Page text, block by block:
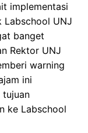
implementasi
Labschool UNJ
banget
Rektor UNJ
warning
ini
tujuan
ke Labschool